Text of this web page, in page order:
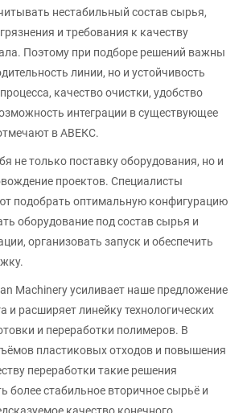
нестабильный состав сырья,
и требования к качеству
Поэтому при подборе решений важны
линии, но и устойчивость
качество очистки, удобство
интеграции в существующее
в АВЕКС.
не только поставку оборудования, но и
проектов. Специалисты
подобрать оптимальную конфигурацию
оборудование под состав сырья и
организовать запуск и обеспечить
Machinery усиливает наше предложение
и расширяет линейку технологических
и переработки полимеров. В
пластиковых отходов и повышения
переработки такие решения
более стабильное вторичное сырьё и
качество конечного